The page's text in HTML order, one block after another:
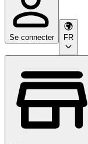
Se connecter FR